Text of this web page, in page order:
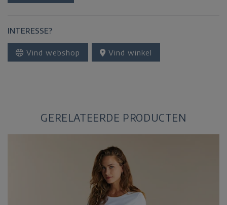
INTERESSE?
Vind webshop Vind winkel
GERELATEERDE PRODUCTEN